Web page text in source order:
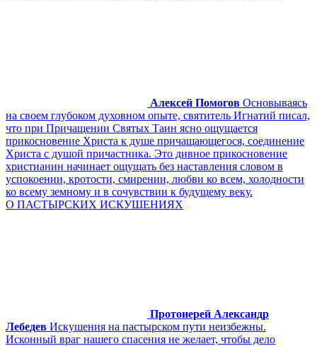
Алексей Помогов Основываясь
на своем глубоком духовном опыте, святитель Игнатий писал,
что при Причащении Святых Таин ясно ощущается
прикосновение Христа к душе причащающегося, соединение
Христа с душой причастника. Это дивное прикосновение
христианин начинает ощущать без наставления словом в
успокоении, кротости, смирении, любви ко всем, холодности
ко всему земному и в сочувствии к будущему веку.
О ПАСТЫРСКИХ ИСКУШЕНИЯХ
Протоиерей Александр
Лебедев Искушения на пастырском пути неизбежны.
Исконный враг нашего спасения не желает, чтобы дело